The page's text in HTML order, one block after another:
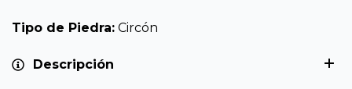
Tipo de Piedra: Circón
Descripción